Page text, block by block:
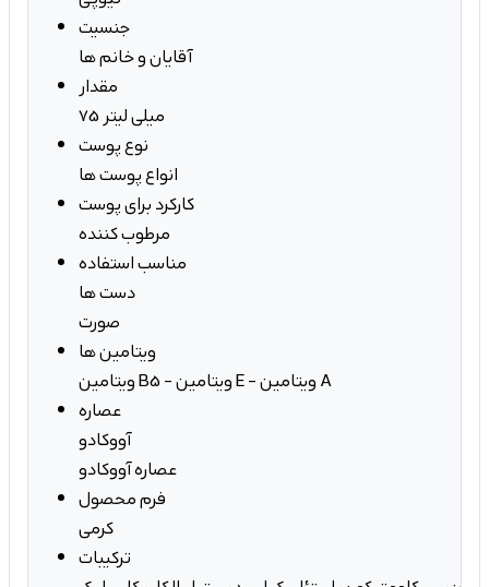
جنسیت
آقایان و خانم ها
مقدار
75 میلی لیتر
نوع پوست
انواع پوست ها
کارکرد برای پوست
مرطوب کننده
مناسب استفاده
دست ها
صورت
ویتامین ها
ویتامین B5 - ویتامین E - ویتامین A
عصاره
آووکادو
عصاره آووکادو
فرم محصول
کرمی
ترکیبات